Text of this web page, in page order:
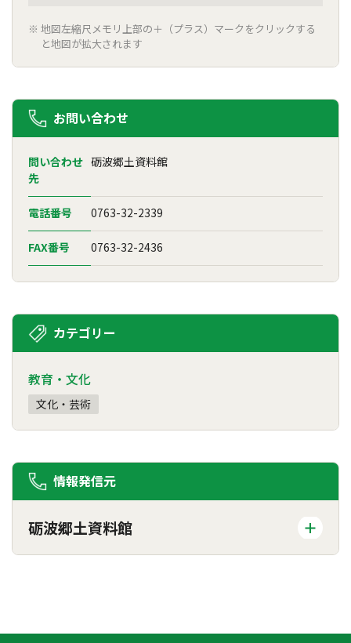
地図左縮尺メモリ上部の＋（プラス）マークをクリックする
と地図が拡大されます
お問い合わせ
問い合わせ
先
砺波郷土資料館
電話番号 0763-32-2339
FAX番号 0763-32-2436
カテゴリー
教育・文化
文化・芸術
情報発信元
砺波郷土資料館